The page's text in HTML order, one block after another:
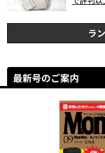
ラ
最新号のご案内